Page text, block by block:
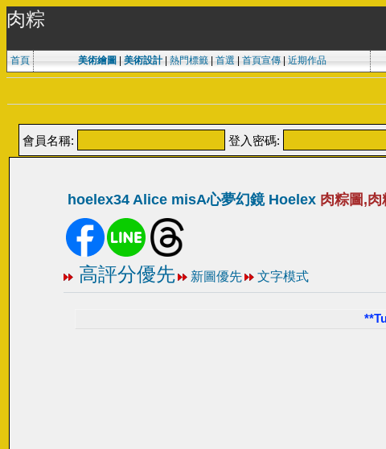
肉粽
首頁 美術繪圖 美術設計| 熱門標籤| 首選 首頁宣傳| 近期作品
會員名稱: 登入密碼:
hoelex34 Alice misA心夢幻鏡 Hoelex肉粽圖,肉
高評分優先 新圖優先 文字模式